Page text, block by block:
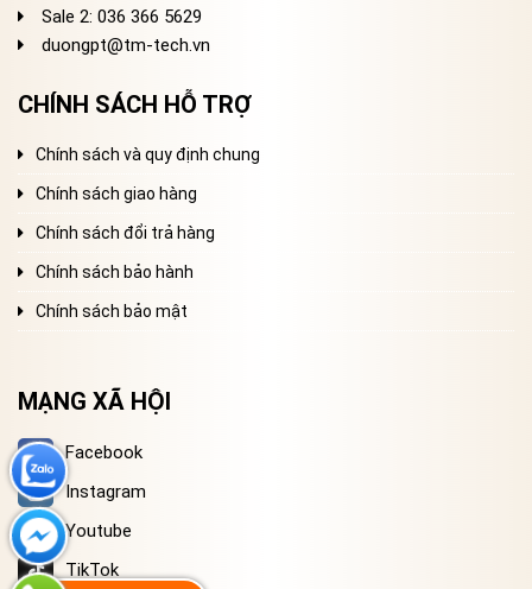
Sale 2: 036 366 5629
duongpt@tm-tech.vn
CHÍNH SÁCH HỖ TRỢ
Chính sách và quy định chung
Chính sách giao hàng
Chính sách đổi trả hàng
Chính sách bảo hành
Chính sách bảo mật
MẠNG XÃ HỘI
Facebook
Instagram
Youtube
TikTok